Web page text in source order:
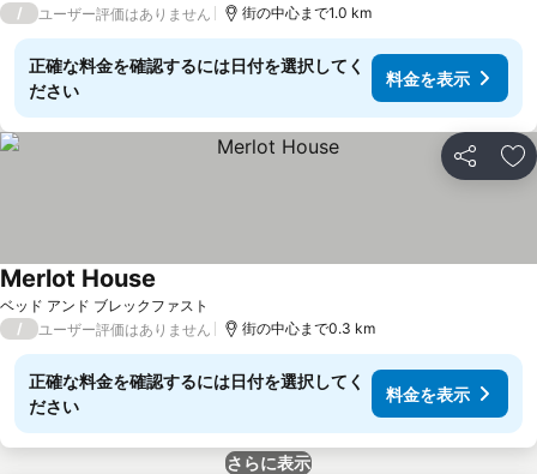
/ ユーザー評価はありません 街の中心まで1.0 km
正確な料金を確認するには日付を選択してく
ださい
料金を表示
シェア お
ベッド アンド ブレックファスト
Merlot House
/ ユーザー評価はありません 街の中心まで0.3 km
正確な料金を確認するには日付を選択してく
ださい
料金を表示
さらに表示